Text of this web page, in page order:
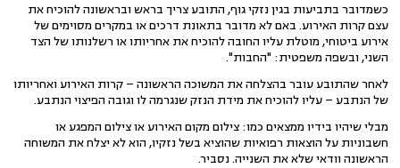
כשמדובר בתביעות בגין נזקי גוף, התובע צריך בראש ובראשונה להוכיח את
עצם קרות האירוע. באם לא מדובר בתאונת דרכים או במקרים מסוימים של
אירוע ביטוחי, מוטלת עליו החובה להוכיח את אחריותו או רשלנותו של הצד
השני, ובשפה משפטית: "החבות".
לאחר שהתובע עובר בהצלחה את המשוכה הראשונה – קרות האירוע ואחריותו
של הנתבע – עליו להוכיח את מידת הנזק שנגרמה לו וגובה הפיצוי הנתבע.
מבלי שיהיו בידיו ממצאים כמו: צילום מקום האירוע או צילום המפגע או
חשבוניות על הוצאות רפואיות שהוציא בשל נזקיו, הוא לא יצלח את המשוחה
הראשונה וודאי שלא את השנייה. נסביר.